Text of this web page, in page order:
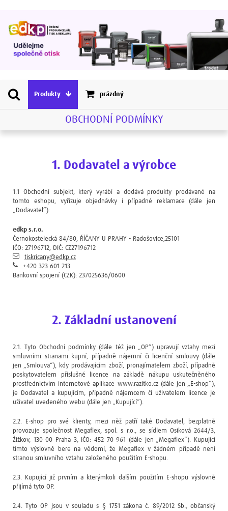
Produkty prázdný
OBCHODNÍ PODMÍNKY
1. Dodavatel a výrobce
1.1 Obchodní subjekt, který vyrábí a dodává produkty prodávané na
tomto eshopu, vyřizuje objednávky i případné reklamace (dále jen
„Dodavatel“):
edkp s.r.o.
Černokostelecká 84/80, ŘÍČANY U PRAHY - Radošovice,25101
IČO: 27196712, DIČ: CZ27196712
tiskricany@edkp.cz
+420 323 601 213
Bankovní spojení (CZK): 237025636/0600
2. Základní ustanovení
2.1. Tyto Obchodní podmínky (dále též jen „OP“) upravují vztahy mezi
smluvními stranami kupní, případně nájemní či licenční smlouvy (dále
jen „Smlouva“), kdy prodávajícím zboží, pronajímatelem zboží, případně
poskytovatelem příslušné licence na základě nákupu uskutečněného
prostřednictvím internetové aplikace www.razitko.cz (dále jen „E-shop“),
je Dodavatel a kupujícím, případně nájemcem či uživatelem licence je
uživatel uvedeného webu (dále jen „Kupující“).
2.2. E-shop pro své klienty, mezi něž patří také Dodavatel, bezplatně
provozuje společnost Megaflex, spol. s r.o., se sídlem Osiková 2644/3,
Žižkov, 130 00 Praha 3, IČO: 452 70 961 (dále jen „Megaflex“). Kupující
tímto výslovně bere na vědomí, že Megaflex v žádném případě není
stranou smluvního vztahu založeného použitím E-shopu.
2.3. Kupující již prvním a kterýmkoli dalším použitím E-shopu výslovně
přijímá tyto OP.
2.4. Tyto OP jsou v souladu s § 1751 zákona č. 89/2012 Sb., občanský